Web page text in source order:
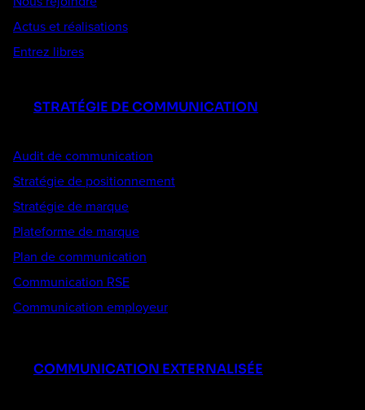
Actus et réalisations
Entrez libres
STRATÉGIE DE COMMUNICATION
Audit de communication
Stratégie de positionnement
Stratégie de marque
Plateforme de marque
Plan de communication
Communication RSE
Communication employeur
COMMUNICATION EXTERNALISÉE